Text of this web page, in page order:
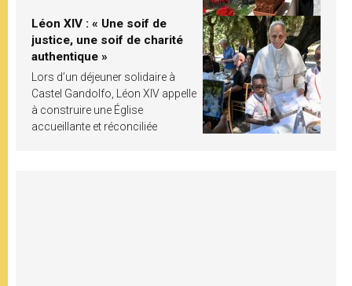
Léon XIV : « Une soif de
justice, une soif de charité
authentique »
Lors d’un déjeuner solidaire à
Castel Gandolfo, Léon XIV appelle
à construire une Église
accueillante et réconciliée